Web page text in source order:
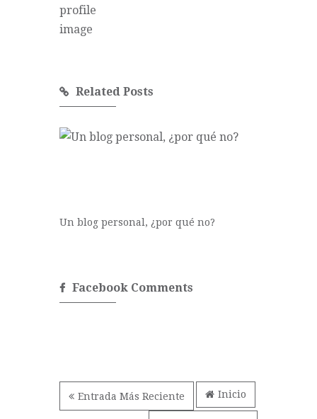
Related Posts
Un blog personal, ¿por qué no?
Facebook Comments
Entrada Más Reciente Inicio